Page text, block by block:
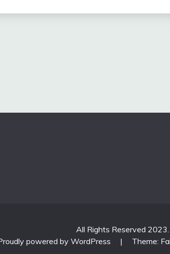
All Rights Reserved 2023.
powered by WordPress
| Theme: